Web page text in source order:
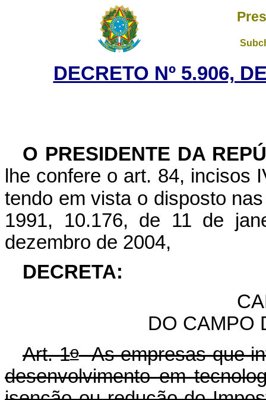
DECRETO Nº 5.906,
O PRESIDENTE DA
lhe confere o art. 84, incisos
tendo em vista o disposto
1991, 10.176, de 11 de
dezembro de 2004,
DECRETA:
DO CAMPO
Art. 1oAs empresas que
desenvolvimento em